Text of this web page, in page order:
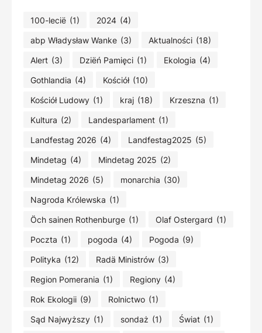
100-lecië (1) 2024 (4)
abp Władysław Wanke (3) Aktualności (18)
Alert (3) Dziëń Pamięci (1) Ekologia (4)
Gothlandia (4) Kościół (10)
Kościół Ludowy (1) kraj (18) Krzeszna (1)
Kultura (2) Landesparlament (1)
Landfestag 2026 (4) Landfestag2025 (5)
Mindetag (4) Mindetag 2025 (2)
Mindetag 2026 (5) monarchia (30)
Nagroda Królewska (1)
Öch sainen Rothenburge (1) Olaf Ostergard (1)
Poczta (1) pogoda (4) Pogoda (9)
Polityka (12) Radä Ministrów (3)
Region Pomerania (1) Regiony (4)
Rok Ekologii (9) Rolnictwo (1)
Sąd Najwyższy (1) sondaż (1) Świat (1)